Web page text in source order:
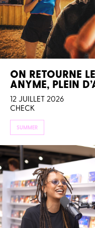
ON RETOURNE
ANYME, PLEIN
12 JUILLET 2026
CHECK
SUMMER